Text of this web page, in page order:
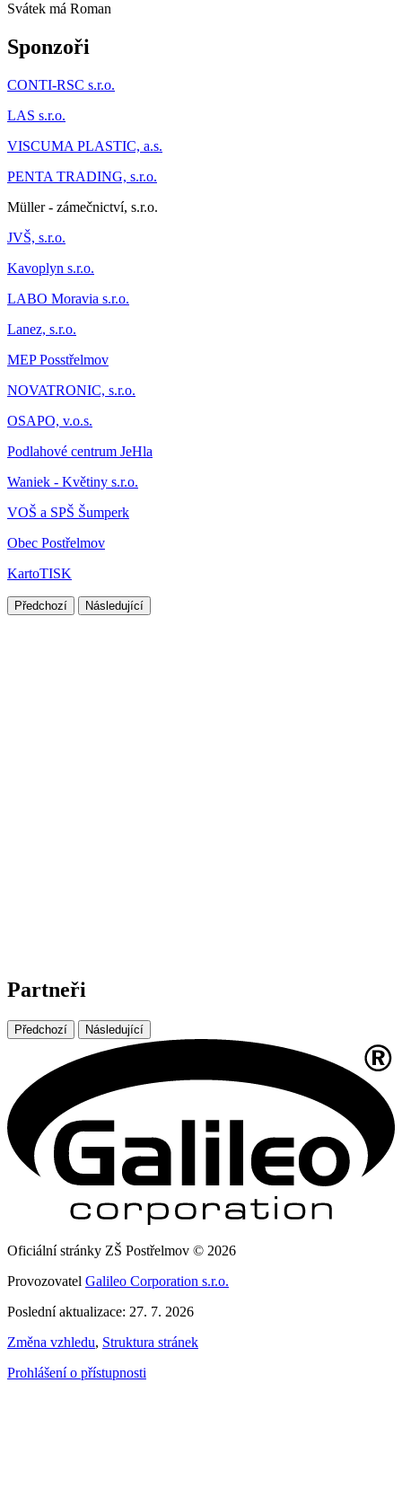
Svátek má Roman
Sponzoři
CONTI-RSC s.r.o.
LAS s.r.o.
VISCUMA PLASTIC, a.s.
PENTA TRADING, s.r.o.
Müller - zámečnictví, s.r.o.
JVŠ, s.r.o.
Kavoplyn s.r.o.
LABO Moravia s.r.o.
Lanez, s.r.o.
MEP Posstřelmov
NOVATRONIC, s.r.o.
OSAPO, v.o.s.
Podlahové centrum JeHla
Waniek - Květiny s.r.o.
VOŠ a SPŠ Šumperk
Obec Postřelmov
KartoTISK
Předchozí Následující
Partneři
Předchozí Následující
Oficiální stránky ZŠ Postřelmov © 2026
Provozovatel Galileo Corporation s.r.o.
Poslední aktualizace: 27. 7. 2026
Změna vzhledu, Struktura stránek
Prohlášení o přístupnosti